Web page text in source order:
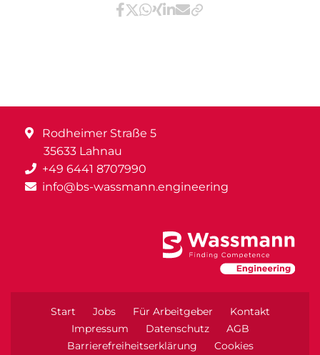
Teilen via Facebook
Teilen via X / Twitter
Teilen via WhatsApp
Teilen via Xing
Teilen via LinkedIn
Teilen via E-Mail
Rodheimer Straße 5
35633 Lahnau
+49 6441 8707990
info@bs-wassmann.engineering
Start Jobs Für Arbeitgeber
Kontakt
Impressum
Datenschutz
AGB
Barrierefreiheitserklärung
Cookies